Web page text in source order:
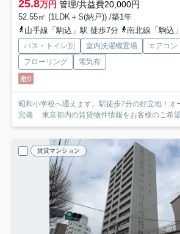
25.8万円 管理/共益費20,000円
52.55㎡ (1LDK＋S(納戸)) /築1年
山手線「駒込」駅 徒歩7分
南北線「駒込
バス・トイレ別 室内洗濯機置場 エアコン
フローリング
電気有
敷0
昭和小学校へ通えます。駅徒歩7分の好立地！オ
完備 東京都内の賃貸物件情報をお客様のご希
賃貸マンション